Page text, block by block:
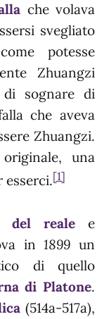
che volava
svegliato
potesse
Zhuangzi
di sognare di
che aveva
Zhuangzi.
una
esserci.[1]
del realee
in1899 un
di quello
di Platone.
(514a-517a),